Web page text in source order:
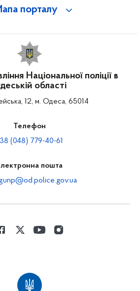
порталу
Національної поліції в
області
12, м. Одеса, 65014
Телефон
(048) 779-40-61
пошта